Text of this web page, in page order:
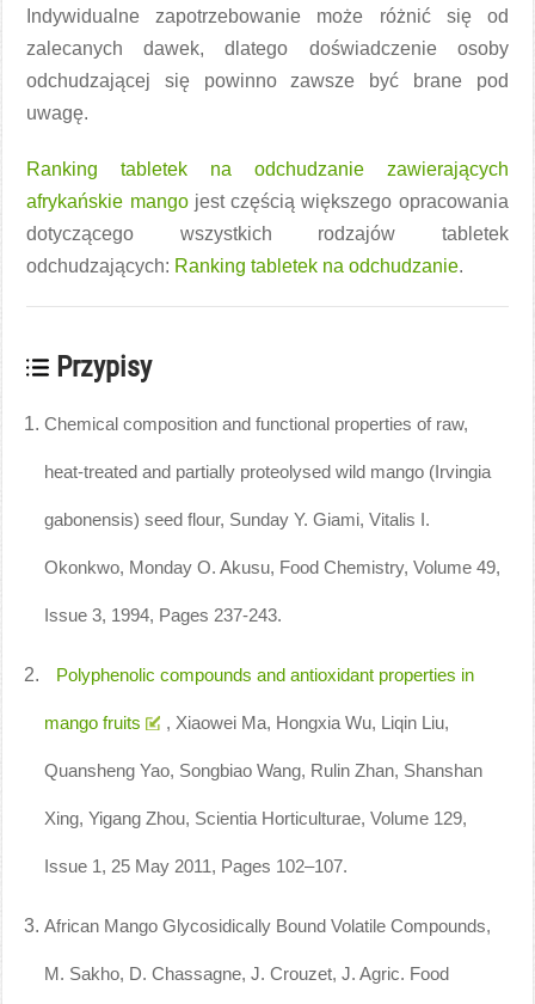
Indywidualne zapotrzebowanie może różnić się od
zalecanych dawek, dlatego doświadczenie osoby
odchudzającej się powinno zawsze być brane pod
uwagę.
Ranking tabletek na odchudzanie zawierających
afrykańskie mangojest częścią większego opracowania
dotyczącego wszystkich rodzajów tabletek
odchudzających: Ranking tabletek na odchudzanie.
Przypisy
Chemical composition and functional properties of raw,
heat-treated and partially proteolysed wild mango (Irvingia
gabonensis) seed flour, Sunday Y. Giami, Vitalis I.
Okonkwo, Monday O. Akusu, Food Chemistry, Volume 49,
Issue 3, 1994, Pages 237-243.
Polyphenolic compounds and antioxidant properties in
mango fruits , Xiaowei Ma, Hongxia Wu, Liqin Liu,
Quansheng Yao, Songbiao Wang, Rulin Zhan, Shanshan
Xing, Yigang Zhou, Scientia Horticulturae, Volume 129,
Issue 1, 25 May 2011, Pages 102–107.
African Mango Glycosidically Bound Volatile Compounds,
M. Sakho, D. Chassagne, J. Crouzet, J. Agric. Food